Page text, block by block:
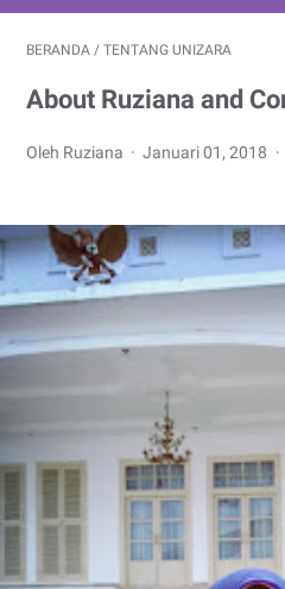
BERANDA / TENTANG UNIZARA
About Ruziana and
Oleh Ruziana Januari 01, 2018